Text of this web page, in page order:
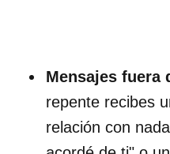
Mensajes fuera
repente recibes
relación con